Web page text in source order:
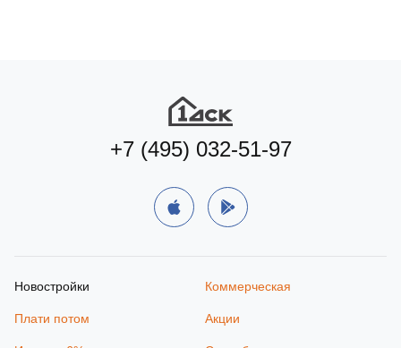
+7 (495) 032-51-97
Новостройки Коммерческая
Плати потом Акции